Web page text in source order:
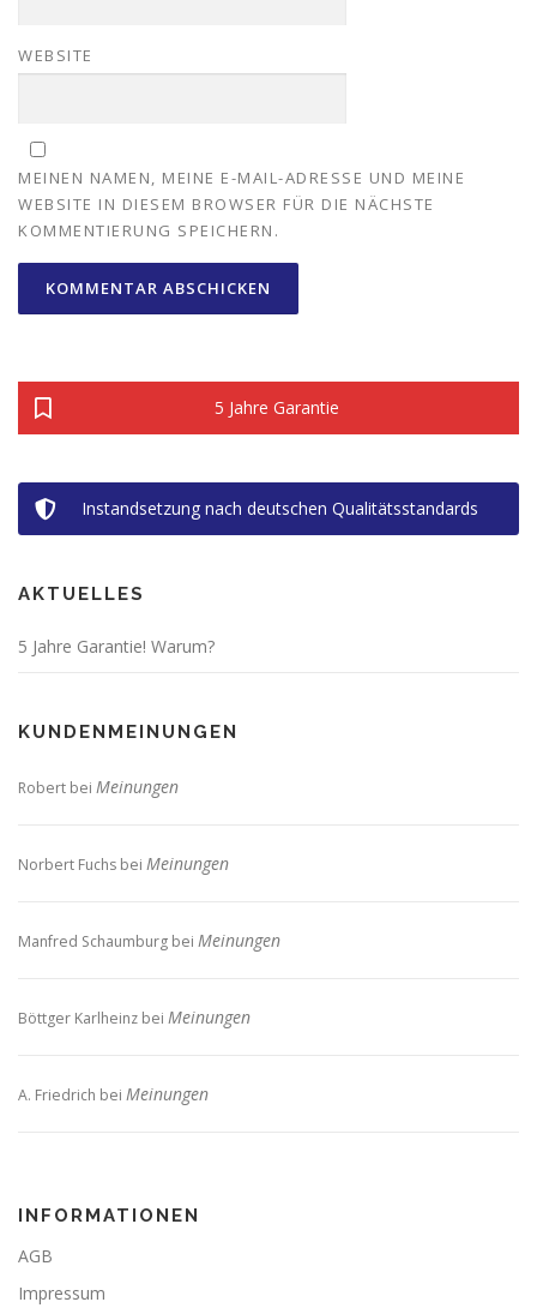
WEBSITE
MEINEN NAMEN, MEINE E-MAIL-ADRESSE UND MEINE
WEBSITE IN DIESEM BROWSER FÜR DIE NÄCHSTE
KOMMENTIERUNG SPEICHERN.
5 Jahre Garantie
Instandsetzung nach deutschen Qualitätsstandards
AKTUELLES
5 Jahre Garantie! Warum?
KUNDENMEINUNGEN
Robert bei Meinungen
Norbert Fuchs bei Meinungen
Manfred Schaumburg bei Meinungen
Böttger Karlheinz bei Meinungen
A. Friedrich bei Meinungen
INFORMATIONEN
AGB
Impressum